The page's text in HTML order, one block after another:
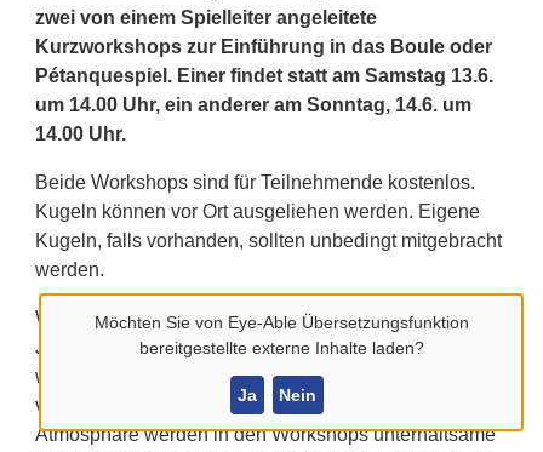
Möchten Sie von Eye-Able Übersetzungsfunktion
bereitgestellte externe Inhalte laden?
Ja Nein
zwei von einem Spielleiter angeleitete
Kurzworkshops zur Einführung in das Boule oder
Pétanquespiel. Einer findet statt am Samstag 13.6.
um 14.00 Uhr, ein anderer am Sonntag, 14.6. um
14.00 Uhr.
Beide Workshops sind für Teilnehmende kostenlos.
Kugeln können vor Ort ausgeliehen werden. Eigene
Kugeln, falls vorhanden, sollten unbedingt mitgebracht
werden.
Willkommen ist jede und jeder, unabhängig von Alter,
Jugend, Wohnort, körperlicher Konstitution oder
weiterer möglicher Kriterien, das Motto: „einfach
vorbeikommen und mitspielen“. In entspannter
Atmosphäre werden in den Workshops unterhaltsame